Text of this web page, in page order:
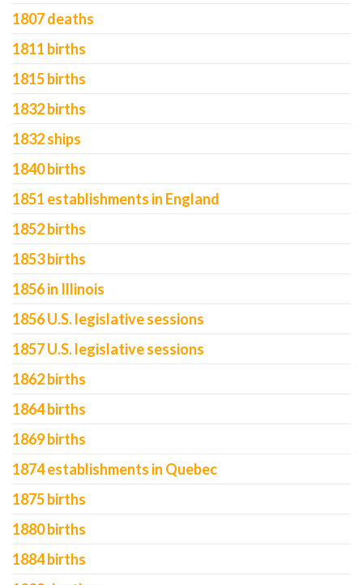
1807 deaths
1811 births
1815 births
1832 births
1832 ships
1840 births
1851 establishments in England
1852 births
1853 births
1856 in Illinois
1856 U.S. legislative sessions
1857 U.S. legislative sessions
1862 births
1864 births
1869 births
1874 establishments in Quebec
1875 births
1880 births
1884 births